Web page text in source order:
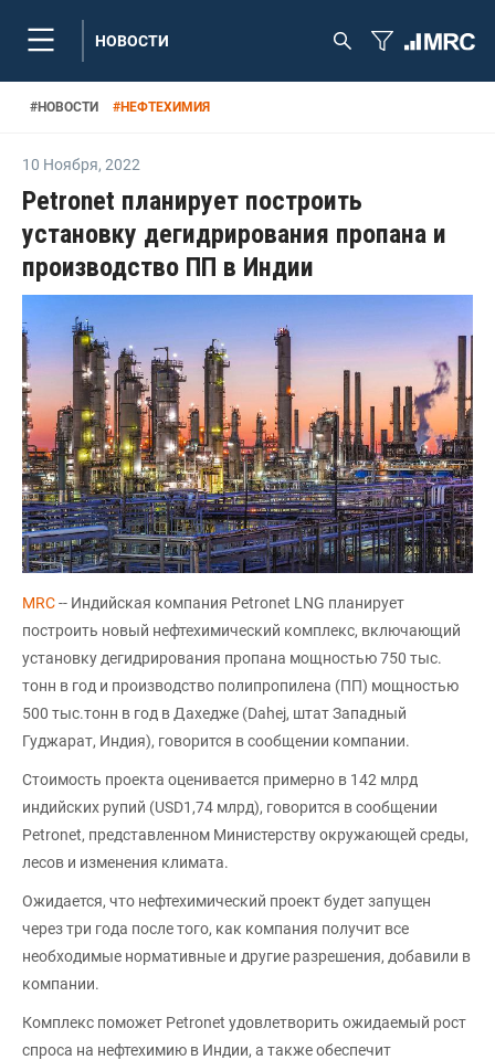
НОВОСТИ
#НОВОСТИ #НЕФТЕХИМИЯ
10 Ноября, 2022
Petronet планирует построить
установку дегидрирования пропана и
производство ПП в Индии
MRC-- Индийская компания Petronet LNG планирует
построить новый нефтехимический комплекс, включающий
установку дегидрирования пропана мощностью 750 тыс.
тонн в год и производство полипропилена (ПП) мощностью
500 тыс.тонн в год в Дахедже (Dahej, штат Западный
Гуджарат, Индия), говорится в сообщении компании.
Стоимость проекта оценивается примерно в 142 млрд
индийских рупий (USD1,74 млрд), говорится в сообщении
Petronet, представленном Министерству окружающей среды,
лесов и изменения климата.
Ожидается, что нефтехимический проект будет запущен
через три года после того, как компания получит все
необходимые нормативные и другие разрешения, добавили в
компании.
Комплекс поможет Petronet удовлетворить ожидаемый рост
спроса на нефтехимию в Индии, а также обеспечит